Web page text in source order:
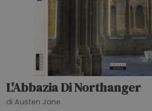
L'Abbazia Di Northanger
di Austen Jane